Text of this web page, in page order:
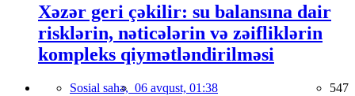
Xəzər geri çəkilir: su balansına dair
risklərin, nəticələrin və zəifliklərin
kompleks qiymətləndirilməsi
Sosial sahə, 06 avqust, 01:38 547